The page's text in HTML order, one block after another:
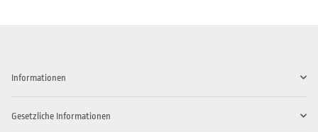
Informationen
Gesetzliche Informationen